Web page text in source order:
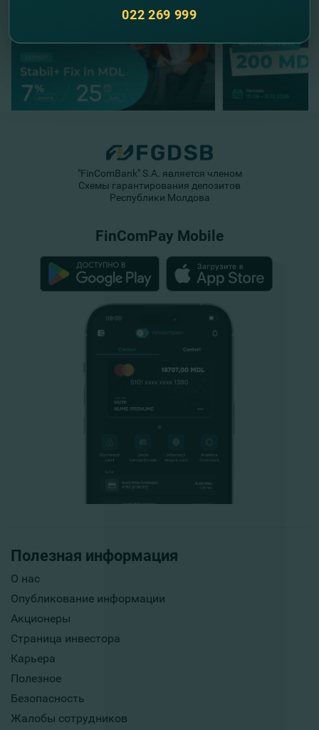
Полезная информация
О нас
Опубликование информации
Акционеры
Страница инвестора
Карьера
Полезное
Безопасность
Жалобы сотрудников
"FinComBank" S.A. является членом
Схемы гарантирования депозитов
Республики Молдова
FinComPay Mobile
022 269 999